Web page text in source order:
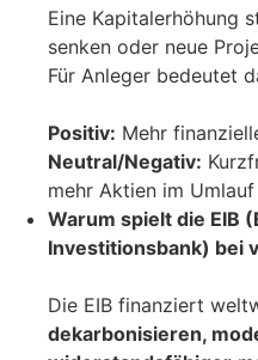
Eine Kapitalerhöhung
senken oder neue
Für Anleger bedeutet
Positiv: Mehr
Neutral/Negativ:
mehr Aktien im Umlauf
Warum spielt die EIB
Investitionsbank) bei
Die EIB finanziert
dekarbonisieren,